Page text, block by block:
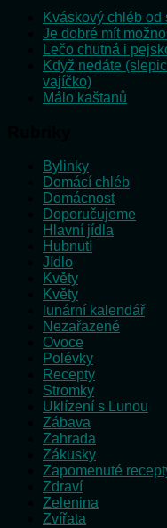
Kváskový chléb od
Je dobré mít
Lečo chutná i
Když nedáte
vajíčko)
Málo kaštanů
Bylinky
Domácí chléb
Domácnost
Doporučujeme
Hlavní jídla
Hubnutí
Jídlo
Květy
Květy
lunární kalendář
Nezařazené
Ovoce
Polévky
Recepty
Stromky
Uklízení s Lunou
Zábava
Zahrada
Zákusky
Zapomenuté
Zdraví
Zelenina
Zvířata